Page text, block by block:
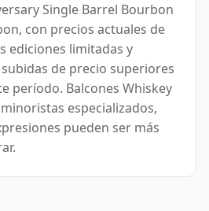
Single Barrel Bourbon
con precios actuales de
ediciones limitadas y
de precio superiores
período. Balcones Whiskey
especializados,
pueden ser más